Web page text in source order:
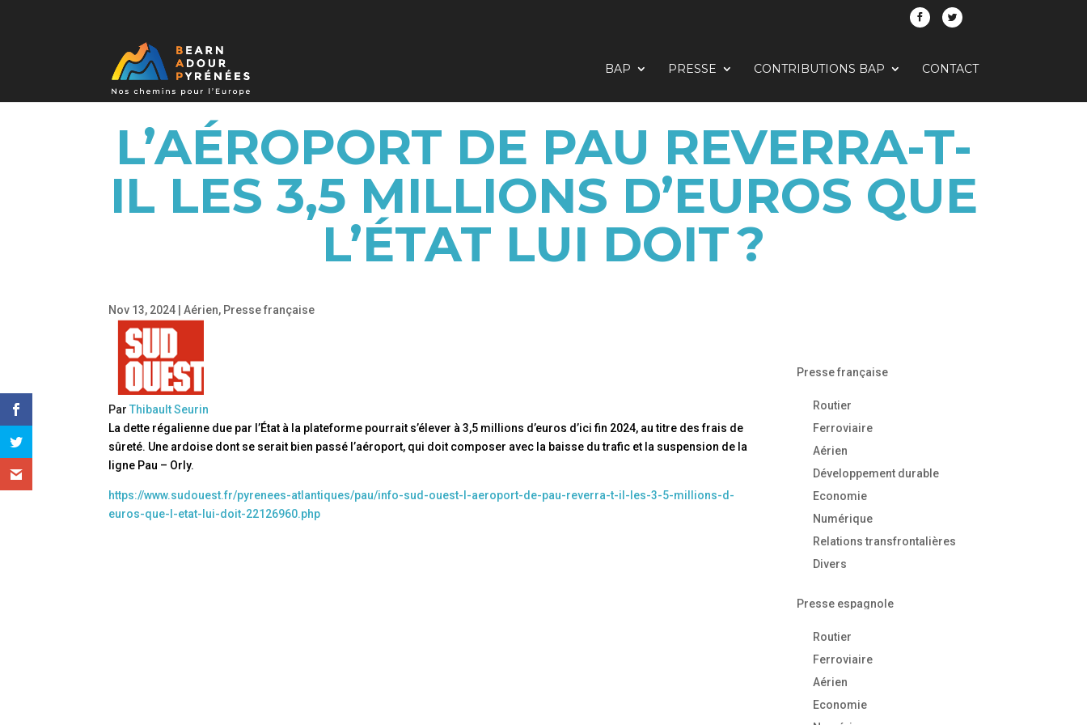
BAP PRESSE CONTRIBUTIONS BAP CONTACT
L’AÉROPORT DE PAU REVERRA-T-
IL LES 3,5 MILLIONS D’EUROS QUE
L’ÉTAT LUI DOIT ?
Nov 13, 2024 |Aérien, Presse française
ParThibault Seurin
La dette régalienne due par l’État à la plateforme pourrait s’élever à 3,5 millions d’euros d’ici fin 2024, au titre des frais de
sûreté. Une ardoise dont se serait bien passé l’aéroport, qui doit composer avec la baisse du trafic et la suspension de la
ligne Pau – Orly.
https://www.sudouest.fr/pyrenees-atlantiques/pau/info-sud-ouest-l-aeroport-de-pau-reverra-t-il-les-3-5-millions-d-
euros-que-l-etat-lui-doit-22126960.php
Presse française
Routier
Ferroviaire
Aérien
Développement durable
Economie
Numérique
Relations transfrontalières
Divers
Presse espagnole
Routier
Ferroviaire
Aérien
Economie